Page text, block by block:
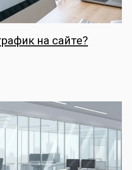
на сайте?